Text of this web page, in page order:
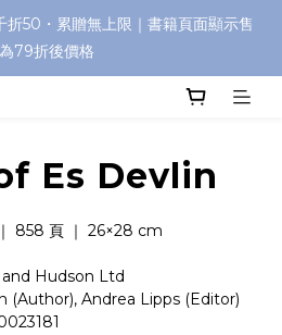
50・累贈無上限｜書籍頁面顯示售
79折後價格
Es Devlin
858 頁 ｜ 26×28 cm
and Hudson Ltd
(Author), Andrea Lipps (Editor)